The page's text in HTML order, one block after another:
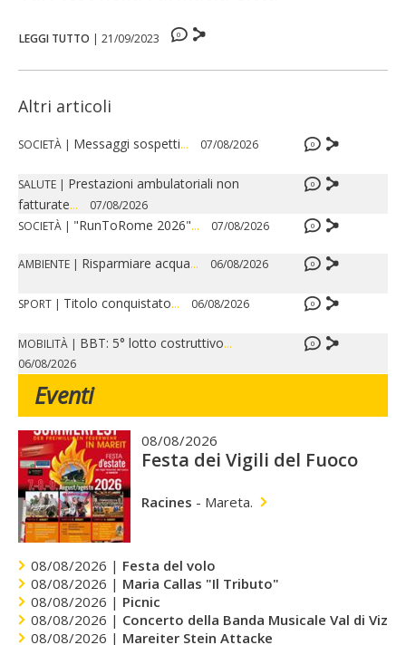
LEGGI TUTTO | 21/09/2023 0
Altri articoli
SOCIETÀ | Messaggi sospetti... 07/08/2026 0
SALUTE | Prestazioni ambulatoriali non
fatturate... 07/08/2026
0
SOCIETÀ | "RunToRome 2026"... 07/08/2026 0
AMBIENTE | Risparmiare acqua... 06/08/2026 0
SPORT | Titolo conquistato... 06/08/2026 0
MOBILITÀ | BBT: 5° lotto costruttivo...
06/08/2026
0
Eventi
08/08/2026
Festa dei Vigili del Fuoco
Racines - Mareta.
08/08/2026 | Festa del volo
08/08/2026 | Maria Callas "Il Tributo"
08/08/2026 | Picnic
08/08/2026 | Concerto della Banda Musicale Val di Vizze
08/08/2026 | Mareiter Stein Attacke